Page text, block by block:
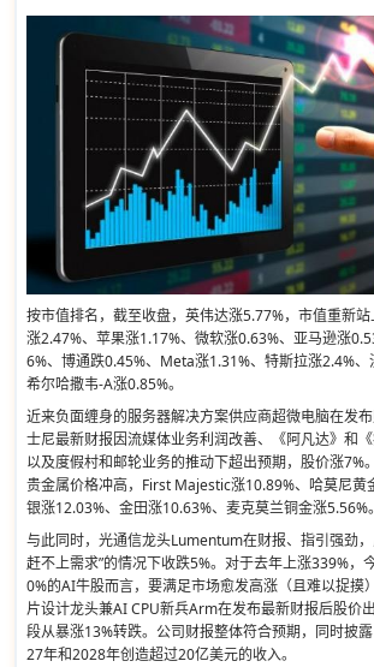
按市值排名，截至收盘，英伟达涨5.77%，市值重新
涨2.47%、苹果涨1.17%、微软涨0.63%、亚马逊涨
6%、博通跌0.45%、Meta涨1.31%、特斯拉涨2.4%
希尔哈撒韦-A涨0.85%。
近来负面缠身的服务器解决方案供应商超微电脑在发
士尼最新财报因流媒体业务利润改善、《阿凡达》和《
以及度假村和邮轮业务的推动下超出预期，股价涨7%
贵金属价格冲高，First Majestic涨10.89%、哈莫尼黄
银涨12.03%、金田涨10.63%、麦克莫兰铜金涨5.56%。
与此同时，光通信龙头Lumentum在财报、指引强劲
赶不上需求”的情况下收跌5%。对于去年上涨339%，
0%的AI牛股而言，要满足市场愈发高涨（且难以捉摸
片设计龙头兼AI CPU新兵Arm在发布最新财报后股价
段从暴涨13%转跌。公司财报整体符合预期，同时披
27年和2028年创造超过20亿美元的收入。